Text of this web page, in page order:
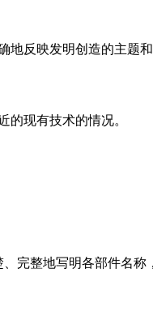
地反映发明创造的主题
的现有技术的情况。
完整地写明各部件名